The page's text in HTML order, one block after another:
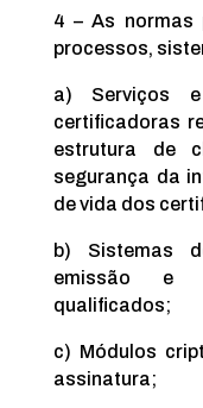
4 – As normas
processos,
a) Serviços
certificadoras
estrutura de
segurança da
de vida dos
b) Sistemas
emissão e
qualificados;
c) Módulos
assinatura;